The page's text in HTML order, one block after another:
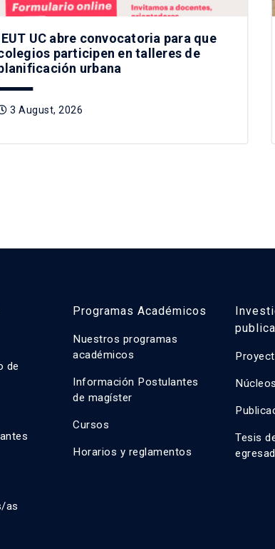
UC abre convocatoria para que
participen en talleres de
urbana
3 August, 2026
de
as
Programas Académicos
Nuestros programas
académicos
Información Postulantes
de magíster
Cursos
Horarios y reglamentos
Tesis